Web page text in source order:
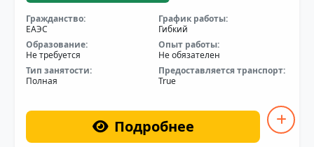
Гражданство:
ЕАЭС
График работы:
Гибкий
Образование:
Не требуется
Опыт работы:
Не обязателен
Тип занятости:
Полная
Предоставляется транспорт:
True
Подробнее